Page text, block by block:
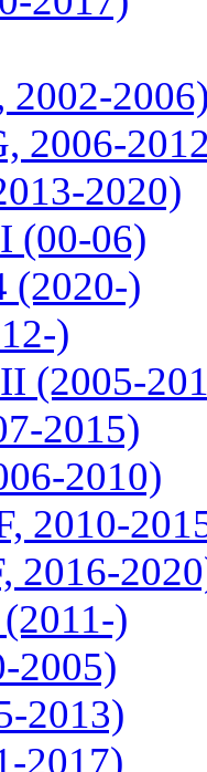
2002-
2006-
2020)
(00-06)
(2020-)
)
(2005-
2015)
2010)
2010-
2016-
)
2005)
2013)
2017)